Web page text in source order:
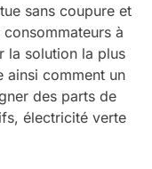
sans coupure et
à
la solution la plus
ainsi comment un
des parts de
électricité verte